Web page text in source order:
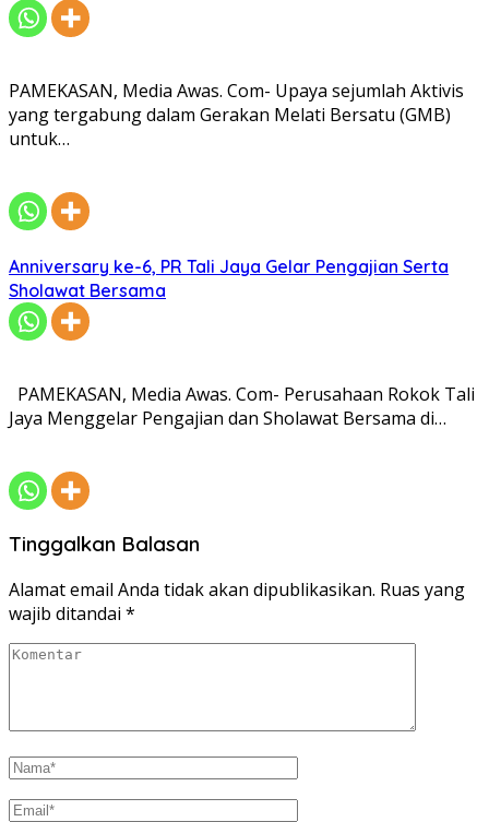
PAMEKASAN, Media Awas. Com- Upaya sejumlah Aktivis
yang tergabung dalam Gerakan Melati Bersatu (GMB)
untuk…
Anniversary ke-6, PR Tali Jaya Gelar Pengajian Serta
Sholawat Bersama
PAMEKASAN, Media Awas. Com- Perusahaan Rokok Tali
Jaya Menggelar Pengajian dan Sholawat Bersama di…
Tinggalkan Balasan
Alamat email Anda tidak akan dipublikasikan. Ruas yang
wajib ditandai *